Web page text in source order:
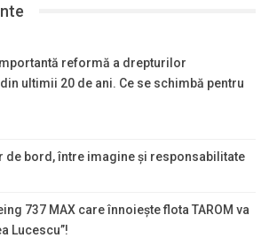
reformă a drepturilor
ultimii 20 de ani. Ce se schimbă pentru
de bord, între imagine și responsabilitate
737 MAX care înnoiește flota TAROM va
Lucescu”!